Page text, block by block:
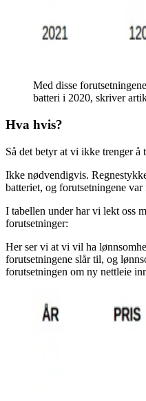
Med disse
batteri i 2020, skriver
Hva hvis?
Så det betyr at vi ikke trenger å
Ikke nødvendigvis.
batteriet, og forutsetningene
I tabellen under har vi lekt oss
forutsetninger:
Her ser vi at vi vil ha
forutsetningene slår til, og
forutsetningen om ny nettleie